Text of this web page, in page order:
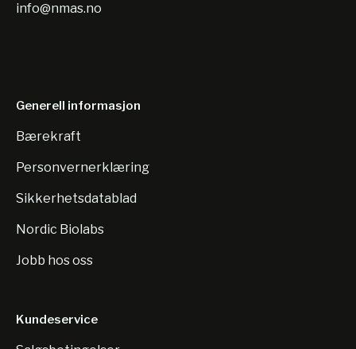
info@nmas.no
Generell informasjon
Bærekraft
Personvernerklæring
Sikkerhetsdatablad
Nordic Biolabs
Jobb hos oss
Kundeservice